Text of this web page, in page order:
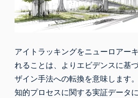
アイトラッキングをニューロアー
れることは、よりエビデンスに基
ザイン手法への転換を意味します
知的プロセスに関する実証データ